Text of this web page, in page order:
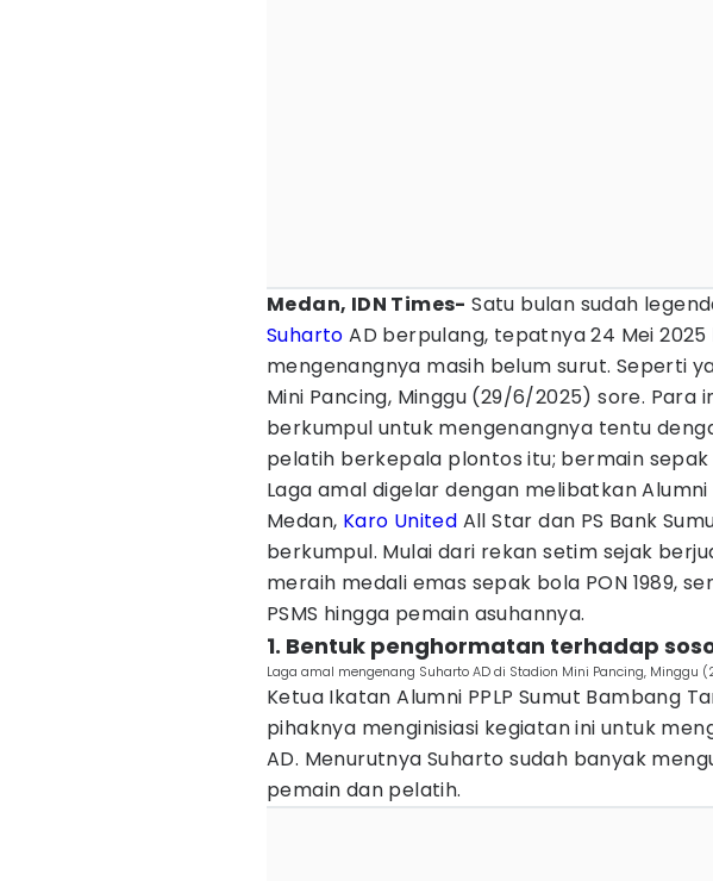
Medan, IDN Times- Satu bulan sudah
Suharto AD berpulang, tepatnya 24 Mei 2025
mengenangnya masih belum surut. Seperti
Mini Pancing, Minggu (29/6/2025) sore. Para
berkumpul untuk mengenangnya tentu
pelatih berkepala plontos itu; bermain sepak
Laga amal digelar dengan melibatkan Alumni
Medan, Karo United All Star dan PS Bank
berkumpul. Mulai dari rekan setim sejak
meraih medali emas sepak bola PON 1989,
PSMS hingga pemain asuhannya.
1. Bentuk penghormatan terhadap
Laga amal mengenang Suharto AD di Stadion Mini Pancing,
Ketua Ikatan Alumni PPLP Sumut Bambang
pihaknya menginisiasi kegiatan ini untuk
AD. Menurutnya Suharto sudah banyak
pemain dan pelatih.